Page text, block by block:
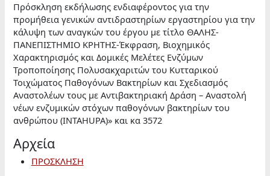
Πρόσκληση εκδήλωσης ενδιαφέροντος για την
προμήθεια γενικών αντιδραστηρίων εργαστηρίου για την
κάλυψη των αναγκών του έργου με τίτλο ΘΑΛΗΣ-
ΠΑΝΕΠΙΣΤΗΜΙΟ ΚΡΗΤΗΣ-Έκφραση, Βιοχημικός
Χαρακτηρισμός και Δομικές Μελέτες Ενζύμων
Τροποποίησης Πολυσακχαριτών του Κυτταρικού
Τοιχώματος Παθογόνων Βακτηρίων και Σχεδιασμός
Αναστολέων τους με Αντιβακτηριακή Δράση – Αναστολή
νέων ενζυμικών στόχων παθογόνων βακτηρίων του
ανθρώπου (INTAHUPA)» και κα 3572
Αρχεία
ΠΡΟΣΚΛΗΣΗ